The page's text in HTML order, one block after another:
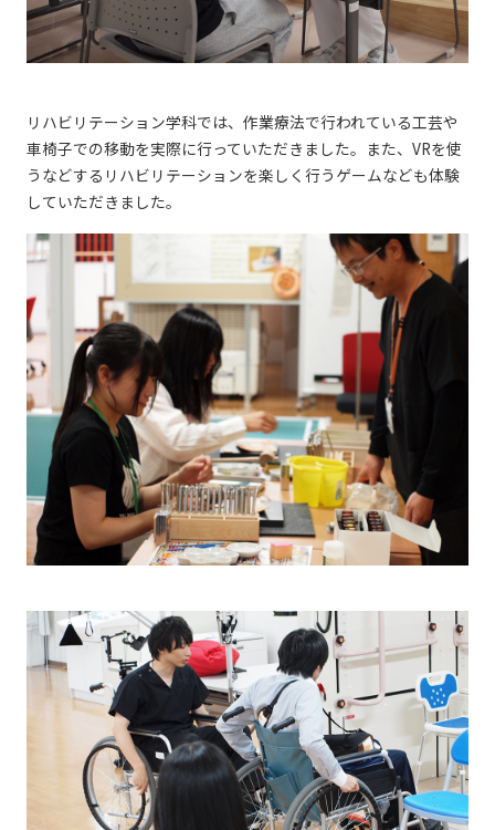
リハビリテーション学科では、作業療法で行われている工芸や
車椅子での移動を実際に行っていただきました。また、VRを使
うなどするリハビリテーションを楽しく行うゲームなども体験
していただきました。